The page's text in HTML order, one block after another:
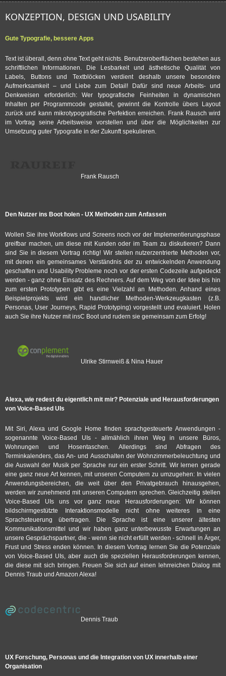
KONZEPTION, DESIGN UND USABILITY
Gute Typografie, bessere Apps
Text ist überall, denn ohne Text geht nichts. Benutzeroberflächen bestehen aus
schriftlichen Informationen. Die Lesbarkeit und ästhetische Qualität von
Labels, Buttons und Textblöcken verdient deshalb unsere besondere
Aufmerksamkeit – und Liebe zum Detail! Dafür sind neue Arbeits- und
Denkweisen erforderlich: Wer typografische Feinheiten in dynamischen
Inhalten per Programmcode gestaltet, gewinnt die Kontrolle übers Layout
zurück und kann mikrotypografische Perfektion erreichen. Frank Rausch wird
im Vortrag seine Arbeitsweise vorstellen und über die Möglichkeiten zur
Umsetzung guter Typografie in der Zukunft spekulieren.
Frank Rausch
Den Nutzer ins Boot holen - UX Methoden zum Anfassen
Wollen Sie ihre Workflows und Screens noch vor der Implementierungsphase
greifbar machen, um diese mit Kunden oder im Team zu diskutieren? Dann
sind Sie in diesem Vortrag richtig! Wir stellen nutzerzentrierte Methoden vor,
mit denen ein gemeinsames Verständnis der zu entwickelnden Anwendung
geschaffen und Usability Probleme noch vor der ersten Codezeile aufgedeckt
werden - ganz ohne Einsatz des Rechners. Auf dem Weg von der Idee bis hin
zum ersten Prototypen gibt es eine Vielzahl an Methoden. Anhand eines
Beispielprojekts wird ein handlicher Methoden-Werkzeugkasten (z.B.
Personas, User Journeys, Rapid Prototyping) vorgestellt und evaluiert. Holen
auch Sie ihre Nutzer mit insC Boot und rudern sie gemeinsam zum Erfolg!
Ulrike Stirnweiß & Nina Hauer
Alexa, wie redest du eigentlich mit mir? Potenziale und Herausforderungen
von Voice-Based UIs
Mit Siri, Alexa und Google Home finden sprachgesteuerte Anwendungen -
sogenannte Voice-Based UIs - allmählich ihren Weg in unsere Büros,
Wohnungen und Hosentaschen. Allerdings sind Abfragen des
Terminkalenders, das An- und Ausschalten der Wohnzimmerbeleuchtung und
die Auswahl der Musik per Sprache nur ein erster Schritt. Wir lernen gerade
eine ganz neue Art kennen, mit unseren Computern zu umzugehen: In vielen
Anwendungsbereichen, die weit über den Privatgebrauch hinausgehen,
werden wir zunehmend mit unseren Computern sprechen. Gleichzeitig stellen
Voice-Based UIs uns vor ganz neue Herausforderungen: Wir können
bildschirmgestützte Interaktionsmodelle nicht ohne weiteres in eine
Sprachsteuerung übertragen. Die Sprache ist eine unserer ältesten
Kommunikationsmittel und wir haben ganz unterbewusste Erwartungen an
unsere Gesprächspartner, die - wenn sie nicht erfüllt werden - schnell in Ärger,
Frust und Stress enden können. In diesem Vortrag lernen Sie die Potenziale
von Voice-Based UIs, aber auch die speziellen Herausforderungen kennen,
die diese mit sich bringen. Freuen Sie sich auf einen lehrreichen Dialog mit
Dennis Traub und Amazon Alexa!
Dennis Traub
UX Forschung, Personas und die Integration von UX innerhalb einer
Organisation